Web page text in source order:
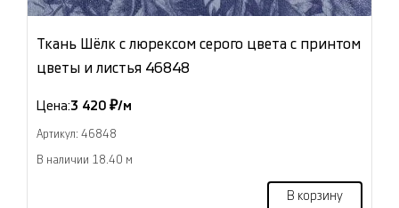
Ткань Шёлк с люрексом серого цвета с принтом
цветы и листья 46848
Цена:3 420 ₽/м
Артикул: 46848
В наличии 18.40 м
В корзину